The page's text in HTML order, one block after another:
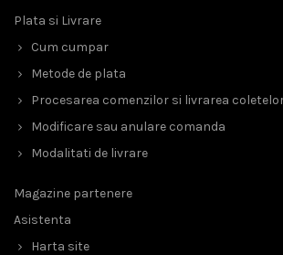
Plata si Livrare
Cum cumpar
Metode de plata
Procesarea comenzilor si livrarea
Modificare sau anulare comanda
Modalitati de livrare
Magazine partenere
Asistenta
Harta site